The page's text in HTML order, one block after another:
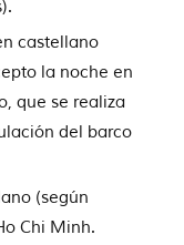
castellano
la noche en
que se realiza
del barco
(según
Chi Minh.